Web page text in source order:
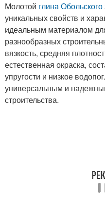
Молотой глина Обольского
уникальных свойств и
идеальным материалом
разнообразных
вязкость, средняя
естественная окраска,
упругости и низкое
универсальным и
строительства.